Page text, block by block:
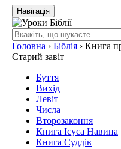
Навігація
Головна › Біблія › Книга
Старий завіт
Буття
Вихід
Левіт
Числа
Второзаконня
Книга Ісуса Навина
Книга Суддів